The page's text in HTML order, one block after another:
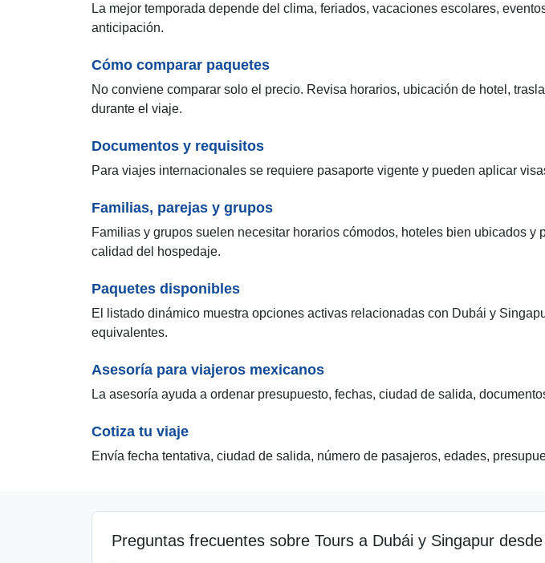
La mejor temporada depende del clima, feriados, vacaciones escolares,
anticipación.
Cómo comparar paquetes
No conviene comparar solo el precio. Revisa horarios, ubicación de hotel,
durante el viaje.
Documentos y requisitos
Para viajes internacionales se requiere pasaporte vigente y pueden aplicar
Familias, parejas y grupos
Familias y grupos suelen necesitar horarios cómodos, hoteles bien ubicados
calidad del hospedaje.
Paquetes disponibles
El listado dinámico muestra opciones activas relacionadas con Dubái y
equivalentes.
Asesoría para viajeros mexicanos
La asesoría ayuda a ordenar presupuesto, fechas, ciudad de salida,
Cotiza tu viaje
Envía fecha tentativa, ciudad de salida, número de pasajeros, edades,
Preguntas frecuentes sobre Tours a Dubái y Singapur